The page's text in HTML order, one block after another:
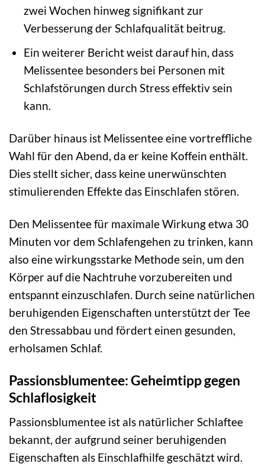
zwei Wochen hinweg signifikant zur
Verbesserung der Schlafqualität beitrug.
Ein weiterer Bericht weist darauf hin, dass
Melissentee besonders bei Personen mit
Schlafstörungen durch Stress effektiv sein
kann.
Darüber hinaus ist Melissentee eine vortreffliche
Wahl für den Abend, da er keine Koffein enthält.
Dies stellt sicher, dass keine unerwünschten
stimulierenden Effekte das Einschlafen stören.
Den Melissentee für maximale Wirkung etwa 30
Minuten vor dem Schlafengehen zu trinken, kann
also eine wirkungsstarke Methode sein, um den
Körper auf die Nachtruhe vorzubereiten und
entspannt einzuschlafen. Durch seine natürlichen
beruhigenden Eigenschaften unterstützt der Tee
den Stressabbau und fördert einen gesunden,
erholsamen Schlaf.
Passionsblumentee: Geheimtipp gegen
Schlaflosigkeit
Passionsblumentee ist als natürlicher Schlaftee
bekannt, der aufgrund seiner beruhigenden
Eigenschaften als Einschlafhilfe geschätzt wird.